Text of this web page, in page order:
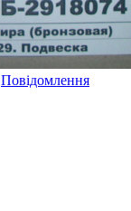
Повідомлення